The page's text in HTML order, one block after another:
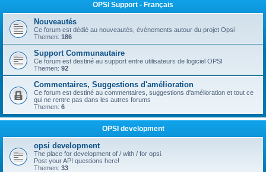
OPSI Support - Français
Nouveautés
Ce forum est dédié au nouveautés, événements autour du projet Opsi
Themen: 186
Support Communautaire
Ce forum est destiné au support entre utilisateurs de logiciel OPSI
Themen: 92
Commentaires, Suggestions d'amélioration
Ce forum est destiné au commentaires, suggestions d'amélioration et tout ce
qui ne rentre pas dans les autres forums
Themen: 6
OPSI development
opsi development
The place for development of / with / for opsi.
Post your API questions here!
Themen: 33